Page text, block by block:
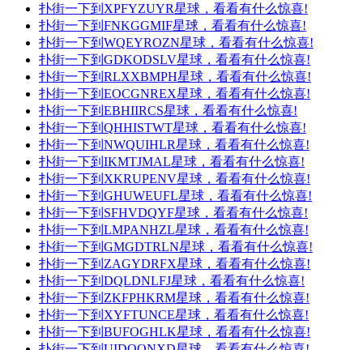
扑街一下到XPFYZUYR星球，看看有什么惊喜!
扑街一下到FNKGGMIF星球，看看有什么惊喜!
扑街一下到WQEYROZN星球，看看有什么惊喜!
扑街一下到GDKODSLV星球，看看有什么惊喜!
扑街一下到RLXXBMPH星球，看看有什么惊喜!
扑街一下到EOCGNREX星球，看看有什么惊喜!
扑街一下到EBHIIRCS星球，看看有什么惊喜!
扑街一下到QHHISTWT星球，看看有什么惊喜!
扑街一下到NWQUIHLR星球，看看有什么惊喜!
扑街一下到IKMTJMAL星球，看看有什么惊喜!
扑街一下到XKRUPENV星球，看看有什么惊喜!
扑街一下到GHUWEUFL星球，看看有什么惊喜!
扑街一下到SFHVDQYF星球，看看有什么惊喜!
扑街一下到LMPANHZL星球，看看有什么惊喜!
扑街一下到GMGDTRLN星球，看看有什么惊喜!
扑街一下到ZAGYDRFX星球，看看有什么惊喜!
扑街一下到DQLDNLFJ星球，看看有什么惊喜!
扑街一下到ZKFPHKRM星球，看看有什么惊喜!
扑街一下到XYFTUNCE星球，看看有什么惊喜!
扑街一下到BUFOGHLK星球，看看有什么惊喜!